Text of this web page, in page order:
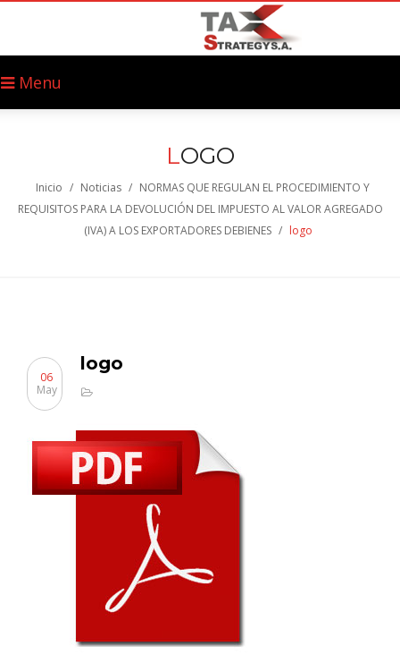
Menu
LOGO
Inicio / Noticias / NORMAS QUE REGULAN EL PROCEDIMIENTO Y
REQUISITOS PARA LA DEVOLUCIÓN DEL IMPUESTO AL VALOR AGREGADO
(IVA) A LOS EXPORTADORES DEBIENES / logo
logo
06
May